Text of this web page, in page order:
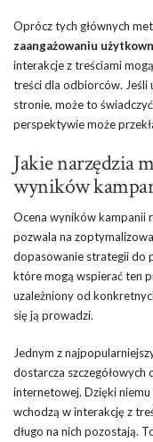
Oprócz tych głównych
zaangażowaniu
interakcje z treściami
treści dla odbiorców. Jeśli
stronie, może to
perspektywie może
Jakie narzędzia
wyników
Ocena wyników kampanii
pozwala na
dopasowanie strategii do
które mogą wspierać ten
uzależniony od
się ją prowadzi.
Jednym z
dostarcza szczegółowych
internetowej. Dzięki
wchodzą w interakcję z
długo na nich pozostają.